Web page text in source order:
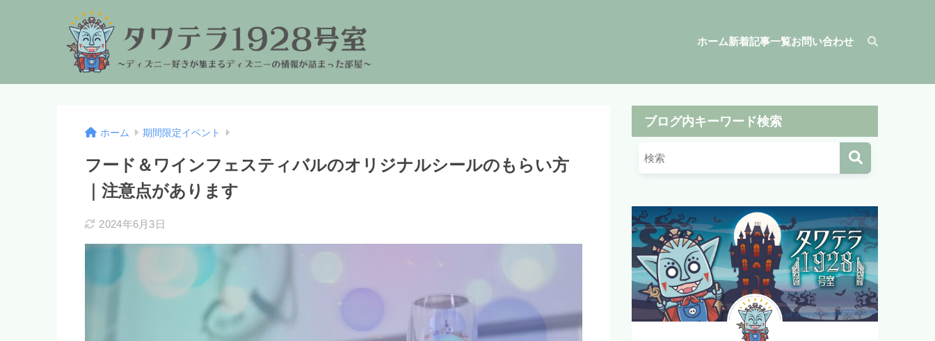
ホーム新着記事一覧お問い合わせ
ホーム 期間限定イベント
フード＆ワインフェスティバルのオリジナルシールのもらい方
｜注意点があります
2024年6月3日
ブログ内キーワード検索